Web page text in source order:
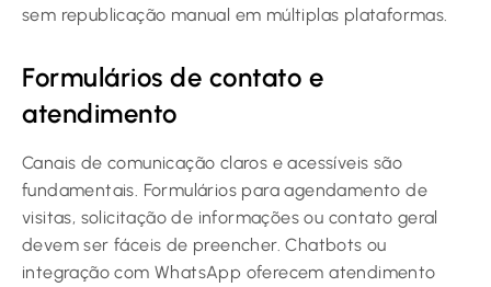
sem republicação manual em múltiplas plataformas.
Formulários de contato e
atendimento
Canais de comunicação claros e acessíveis são
fundamentais. Formulários para agendamento de
visitas, solicitação de informações ou contato geral
devem ser fáceis de preencher. Chatbots ou
integração com WhatsApp oferecem atendimento